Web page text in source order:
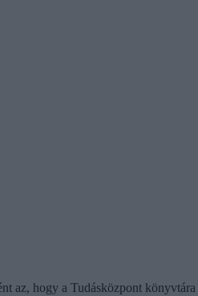
az, hogy a Tudásközpont